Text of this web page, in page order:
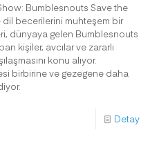
Bumblesnouts Save the
dil becerilerini muhteşem bir
dünyaya gelen Bumblesnouts
kişiler, avcılar ve zararlı
konu alıyor.
birbirine ve gezegene daha
Detay